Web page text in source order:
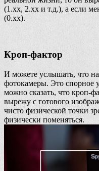
(1.хх, 2.хх и т.д.), а если
(0.хх).
Кроп-фактор
И можете услышать, что
фотокамеры. Это спорное
можно сказать, что кроп-
вырежу с готового
чисто физической точки
физически поменяться.